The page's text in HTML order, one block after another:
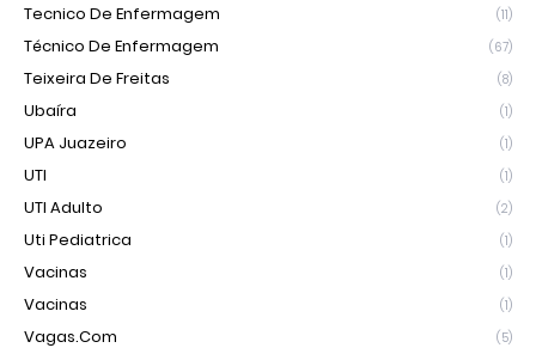
Tecnico De Enfermagem (11)
Técnico De Enfermagem (67)
Teixeira De Freitas (8)
Ubaíra (1)
UPA Juazeiro (1)
UTI (1)
UTI Adulto (2)
Uti Pediatrica (1)
Vacinas (1)
Vacinas (1)
Vagas.com (5)